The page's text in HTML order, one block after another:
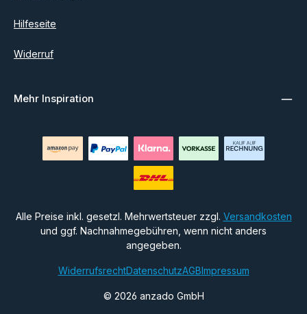
Hilfeseite
Widerruf
Mehr Inspiration
Alle Preise inkl. gesetzl. Mehrwertsteuer zzgl. Versandkosten
und ggf. Nachnahmegebühren, wenn nicht anders
angegeben.
© 2026 anzado GmbH
WiderrufsrechtDatenschutzAGBImpressum